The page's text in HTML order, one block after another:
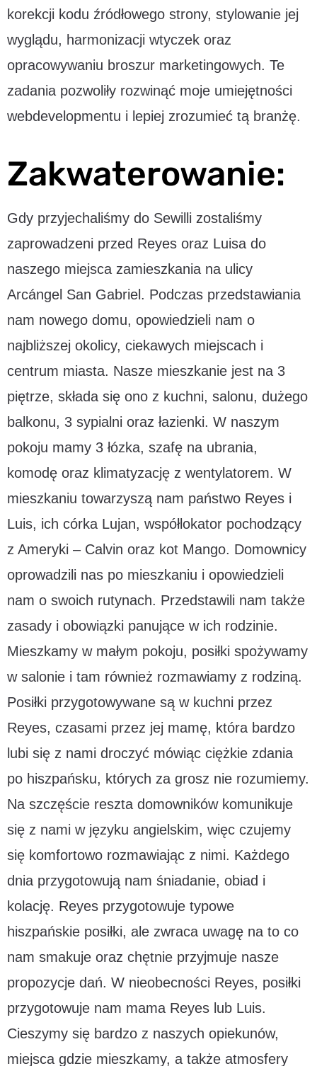
korekcji kodu źródłowego strony, stylowanie jej
wyglądu, harmonizacji wtyczek oraz
opracowywaniu broszur marketingowych. Te
zadania pozwoliły rozwinąć moje umiejętności
webdevelopmentu i lepiej zrozumieć tą branżę.
Zakwaterowanie:
Gdy przyjechaliśmy do Sewilli zostaliśmy
zaprowadzeni przed Reyes oraz Luisa do
naszego miejsca zamieszkania na ulicy
Arcángel San Gabriel. Podczas przedstawiania
nam nowego domu, opowiedzieli nam o
najbliższej okolicy, ciekawych miejscach i
centrum miasta. Nasze mieszkanie jest na 3
piętrze, składa się ono z kuchni, salonu, dużego
balkonu, 3 sypialni oraz łazienki. W naszym
pokoju mamy 3 łózka, szafę na ubrania,
komodę oraz klimatyzację z wentylatorem. W
mieszkaniu towarzyszą nam państwo Reyes i
Luis, ich córka Lujan, współlokator pochodzący
z Ameryki – Calvin oraz kot Mango. Domownicy
oprowadzili nas po mieszkaniu i opowiedzieli
nam o swoich rutynach. Przedstawili nam także
zasady i obowiązki panujące w ich rodzinie.
Mieszkamy w małym pokoju, posiłki spożywamy
w salonie i tam również rozmawiamy z rodziną.
Posiłki przygotowywane są w kuchni przez
Reyes, czasami przez jej mamę, która bardzo
lubi się z nami droczyć mówiąc ciężkie zdania
po hiszpańsku, których za grosz nie rozumiemy.
Na szczęście reszta domowników komunikuje
się z nami w języku angielskim, więc czujemy
się komfortowo rozmawiając z nimi. Każdego
dnia przygotowują nam śniadanie, obiad i
kolację. Reyes przygotowuje typowe
hiszpańskie posiłki, ale zwraca uwagę na to co
nam smakuje oraz chętnie przyjmuje nasze
propozycje dań. W nieobecności Reyes, posiłki
przygotowuje nam mama Reyes lub Luis.
Cieszymy się bardzo z naszych opiekunów,
miejsca gdzie mieszkamy, a także atmosfery